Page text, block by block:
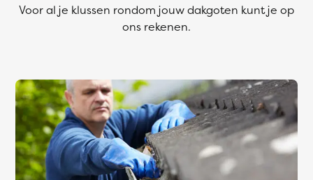
Voor al je klussen rondom jouw dakgoten kunt je op
ons rekenen.